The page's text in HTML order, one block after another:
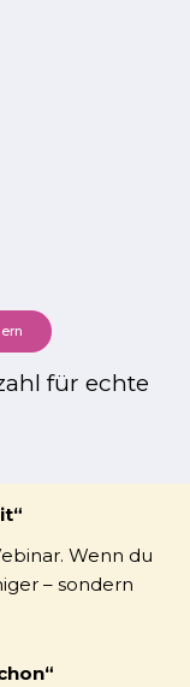
für echte
Wenn du
– sondern